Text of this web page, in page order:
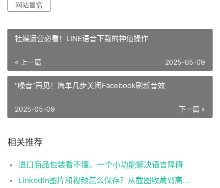
网站盲盒
社媒运营必看！LINE语音下载的神仙操作
« 上一篇 2025-05-09
“噪音”再见！简单几步关闭Facebook刷新音效
下一篇 »
2025-05-09
相关推荐
进口商品包装看不懂，一个小功能解决语言障碍
LinkedIn图片和视频怎么保存？从截图收藏到高清素材整理的方法